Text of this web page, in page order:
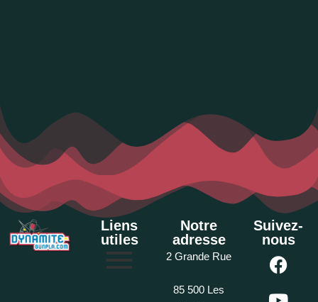
Liens
utiles
Notre
adresse
2 Grande Rue
85 500 Les
Suivez-
nous